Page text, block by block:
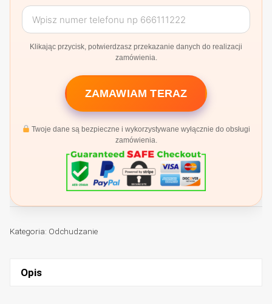
Klikając przycisk, potwierdzasz przekazanie danych do realizacji
zamówienia.
ZAMAWIAM TERAZ
Twoje dane są bezpieczne i wykorzystywane wyłącznie do obsługi
zamówienia.
Kategoria: Odchudzanie
Opis